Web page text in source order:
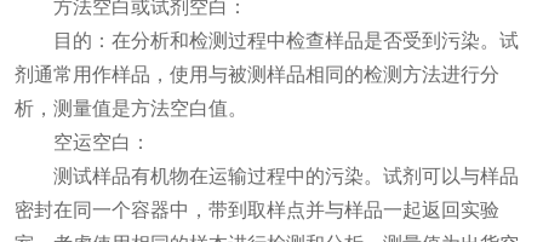
方法空白或试剂空白：
目的：在分析和检测过程中检查样品是否受到污染。试
剂通常用作样品，使用与被测样品相同的检测方法进行分
析，测量值是方法空白值。
空运空白：
测试样品有机物在运输过程中的污染。试剂可以与样品
密封在同一个容器中，带到取样点并与样品一起返回实验